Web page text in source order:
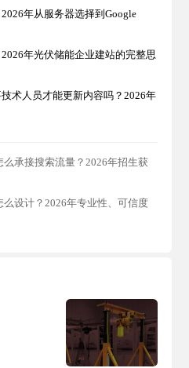
年从服务器选择到Google
年光伏储能企业建站的完整思
术人员才能更新内容吗？2026年
承接搜索流量？2026年招生获
么设计？2026年专业性、可信度